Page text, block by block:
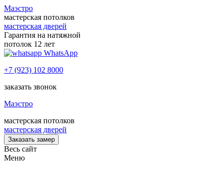
Маэстро
мастерская потолков
мастерская дверей
Гарантия на натяжной
потолок 12 лет
WhatsApp
+7 (923) 102 8000
заказать звонок
Маэстро
мастерская потолков
мастерская дверей
Заказать замер
Весь сайт
Меню